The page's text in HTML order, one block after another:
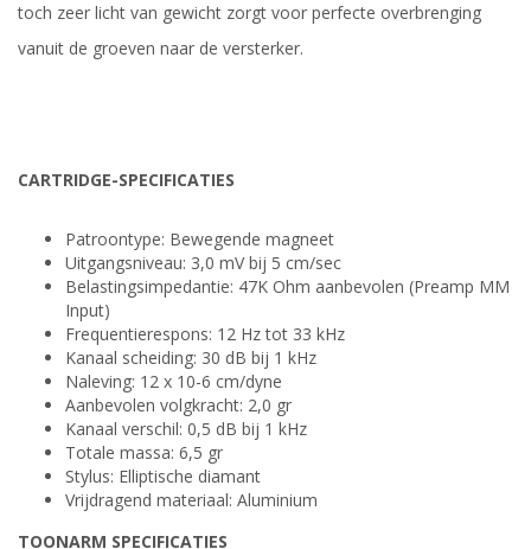
toch zeer licht van gewicht zorgt voor perfecte overbrenging
vanuit de groeven naar de versterker.
CARTRIDGE-SPECIFICATIES
Patroontype: Bewegende magneet
Uitgangsniveau: 3,0 mV bij 5 cm/sec
Belastingsimpedantie: 47K Ohm aanbevolen (Preamp MM
Input)
Frequentierespons: 12 Hz tot 33 kHz
Kanaal scheiding: 30 dB bij 1 kHz
Naleving: 12 x 10-6 cm/dyne
Aanbevolen volgkracht: 2,0 gr
Kanaal verschil: 0,5 dB bij 1 kHz
Totale massa: 6,5 gr
Stylus: Elliptische diamant
Vrijdragend materiaal: Aluminium
TOONARM SPECIFICATIES